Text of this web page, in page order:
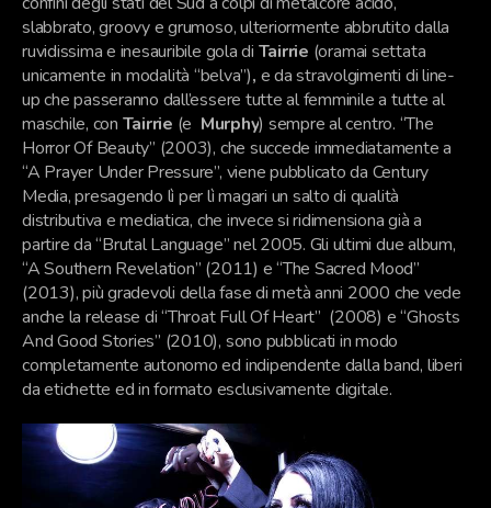
slabbrato,groovy e grumoso, ulteriormente abbrutito dalla
ruvidissima e inesauribile gola di Tairrie (oramai settata
unicamente in modalità “belva”), e da stravolgimenti di line-
up che passeranno dall’essere tutte al femminile a tutte al
maschile, con Tairrie (e Murphy) sempre al centro. “The
Horror Of Beauty” (2003), che succede immediatamente a
“A Prayer Under Pressure”, viene pubblicato da Century
Media, presagendo lì per lì magari un salto di qualità
distributiva e mediatica, che invece si ridimensiona già a
partire da “Brutal Language” nel 2005. Gli ultimi due album,
“A Southern Revelation” (2011) e “The Sacred Mood”
(2013), più gradevoli della fase di metà anni 2000 che vede
anche la release di “Throat Full Of Heart” (2008) e “Ghosts
And Good Stories” (2010), sono pubblicati in modo
completamente autonomo ed indipendente dalla band, liberi
da etichette ed in formato esclusivamente digitale.